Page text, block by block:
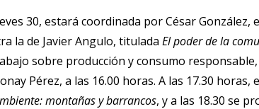
30, estará coordinada por César
la de Javier Angulo, titulada El poder de la
sobre producción y consumo responsable,
Pérez, a las 16.00 horas. A las 17.30
montañas y barrancos, y a las 18.30 se